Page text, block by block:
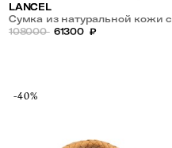
LANCEL
Сумка из натуральной кожи с
плечевым ремнем-цепочкой
108000 61300 ₽
-40%